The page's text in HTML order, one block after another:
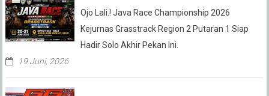
Ojo Lali.! Java Race Championship 2026
Kejurnas Grasstrack Region 2 Putaran 1 Siap
Hadir Solo Akhir Pekan Ini.
19 Juni, 2026